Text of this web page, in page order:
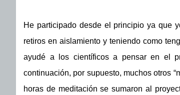
He participado desde el principio ya que
retiros en aislamiento y teniendo como
ayudé a los científicos a pensar en el
continuación, por supuesto, muchos otros
horas de meditación se sumaron al